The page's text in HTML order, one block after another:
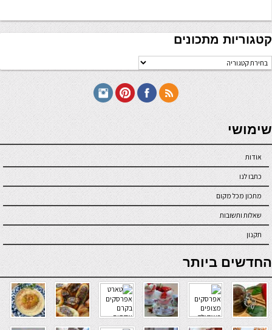
קטגוריות מתכונים
קטגוריות
מתכונים
seriöse online casinos österreich
שימושי
אודות
כתבו לנו
מתכון מכל מקום
שאלות ותשובות
תקנון
online casino
החדשים ביותר